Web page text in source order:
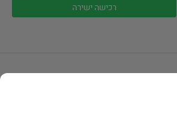
רכישה ישירה
נמל תל אביב 25